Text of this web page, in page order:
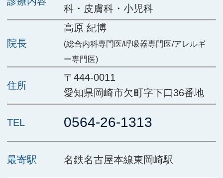
科・皮膚科・小児科
院長
高原 紀博
(総合内科専門医/呼吸器専門医/アレルギ
ー専門医)
住所
〒444-0011
愛知県岡崎市欠町字下口36番地
TEL 0564-26-1313
最寄駅 名鉄名古屋本線東岡崎駅